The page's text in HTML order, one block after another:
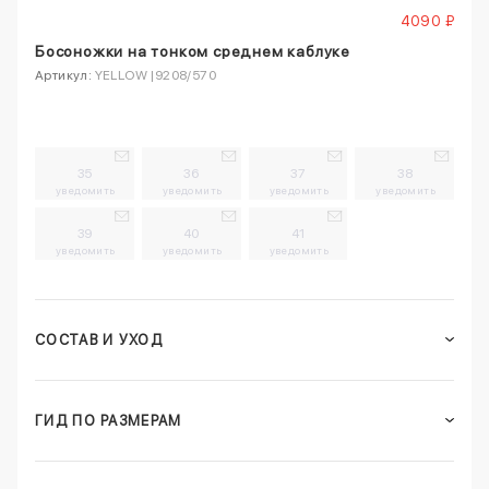
4090 ₽
Босоножки на тонком среднем каблуке
Артикул: YELLOW |9208/570
35
уведомить
36
уведомить
37
уведомить
38
уведомить
39
уведомить
40
уведомить
41
уведомить
СОСТАВ И УХОД
ГИД ПО РАЗМЕРАМ